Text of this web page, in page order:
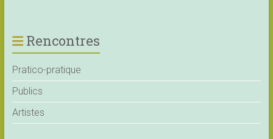
Rencontres
Pratico-pratique
Publics
Artistes